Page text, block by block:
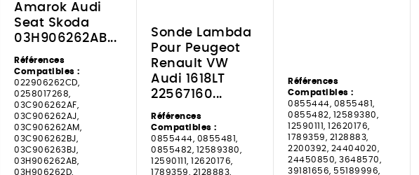
Amarok Audi
Seat Skoda
03H906262AB...
Références
Compatibles :
022906262CD,
0258017268,
03C906262AF,
03C906262AJ,
03C906262AM,
03C906262BJ,
03C906263BJ,
03H906262AB,
03H906262D,
Sonde Lambda
Pour Peugeot
Renault VW
Audi 1618LT
22567160...
Références
Compatibles :
0855444, 0855481,
0855482, 12589380,
12590111, 12620176,
1789359, 2128883,
Références
Compatibles :
0855444, 0855481,
0855482, 12589380,
12590111, 12620176,
1789359, 2128883,
2200392, 24404020,
24450850, 3648570,
39181656, 55189996,